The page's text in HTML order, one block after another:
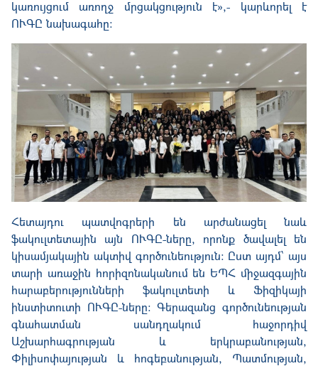
կառույցում առողջ մրցակցություն է»,- կարևորել է
ՈՒԳԸ նախագահը։
Հետայդու պատվոգրերի են արժանացել նաև
ֆակուլտետային այն ՈՒԳԸ-ները, որոնք ծավալել են
կիսամյակային ակտիվ գործունեություն: Ըստ այդմ՝ այս
տարի առաջին հորիզոնականում են ԵՊՀ միջազգային
հարաբերությունների ֆակուլտետի և Ֆիզիկայի
ինստիտուտի ՈՒԳԸ-ները։ Գերազանց գործունեության
գնահատման սանդղակում հաջորդիվ
Աշխարհագրության և երկրաբանության,
Փիլիսոփայության և հոգեբանության, Պատմության,